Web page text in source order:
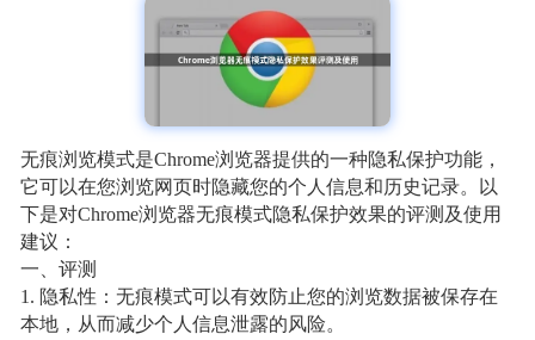
无痕浏览模式是Chrome浏览器提供的一种隐私保护功能，
它可以在您浏览网页时隐藏您的个人信息和历史记录。以
下是对Chrome浏览器无痕模式隐私保护效果的评测及使用
建议：
一、评测
1. 隐私性：无痕模式可以有效防止您的浏览数据被保存在
本地，从而减少个人信息泄露的风险。